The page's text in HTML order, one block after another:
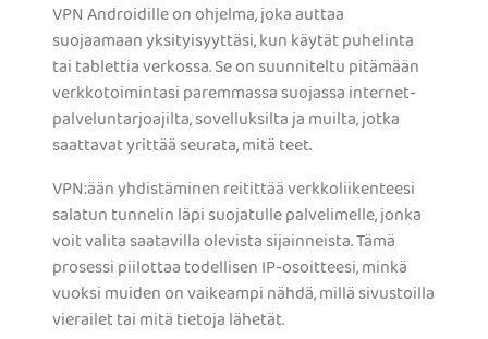
VPN Androidille on ohjelma, joka auttaa
suojaamaan yksityisyyttäsi, kun käytät puhelinta
tai tablettia verkossa. Se on suunniteltu pitämään
verkkotoimintasi paremmassa suojassa internet-
palveluntarjoajilta, sovelluksilta ja muilta, jotka
saattavat yrittää seurata, mitä teet.
VPN:ään yhdistäminen reitittää verkkoliikenteesi
salatun tunnelin läpi suojatulle palvelimelle, jonka
voit valita saatavilla olevista sijainneista. Tämä
prosessi piilottaa todellisen IP-osoitteesi, minkä
vuoksi muiden on vaikeampi nähdä, millä sivustoilla
vierailet tai mitä tietoja lähetät.